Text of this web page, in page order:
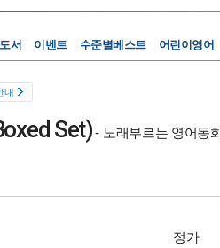
서 이벤트
Lexile®
어린이영어
내
Set) - 노래부르는 영어동
정가